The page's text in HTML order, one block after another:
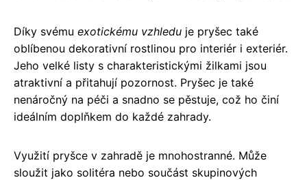
Díky svému exotickému vzhledu je pryšec také
oblíbenou dekorativní rostlinou pro interiér i exteriér.
Jeho velké listy s charakteristickými žilkami jsou
atraktivní a přitahují pozornost. Pryšec je také
nenáročný na péči a snadno se pěstuje, což ho činí
ideálním doplňkem do každé zahrady.
Využití pryšce v zahradě je mnohostranné. Může
sloužit jako solitéra nebo součást skupinových